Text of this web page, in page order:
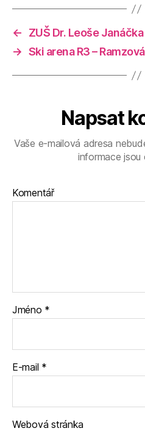
←
ZUŠ Dr. Leoše
→ Ski arena R3 – Ramzová
Napsat
Vaše e-mailová adresa
informace
Komentář
Jméno *
E-mail *
Webová stránka